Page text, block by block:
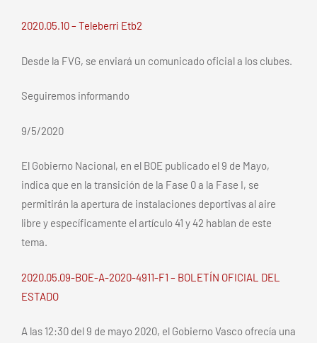
2020.05.10 – Teleberri Etb2
Desde la FVG, se enviará un comunicado oficial a los clubes.
Seguiremos informando
9/5/2020
El Gobierno Nacional, en el BOE publicado el 9 de Mayo,
indica que en la transición de la Fase 0 a la Fase I, se
permitirán la apertura de instalaciones deportivas al aire
libre y específicamente el artículo 41 y 42 hablan de este
tema.
2020.05.09-BOE-A-2020-4911-F1 – BOLETÍN OFICIAL DEL
ESTADO
A las 12:30 del 9 de mayo 2020, el Gobierno Vasco ofrecía una